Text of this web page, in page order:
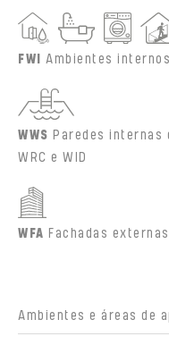
FWI Ambientes
WWS Paredes internas
WRC e WID
WFA Fachadas
Ambientes e áreas de